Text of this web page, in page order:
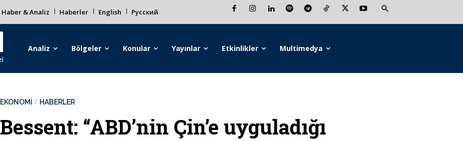
Haber & Analiz Haberler English Русский
Analiz Bölgeler Konular Yayınlar Etkinlikler Multimedya
EKONOMİ HABERLER
Bessent: “ABD’nin Çin’e uyguladığı